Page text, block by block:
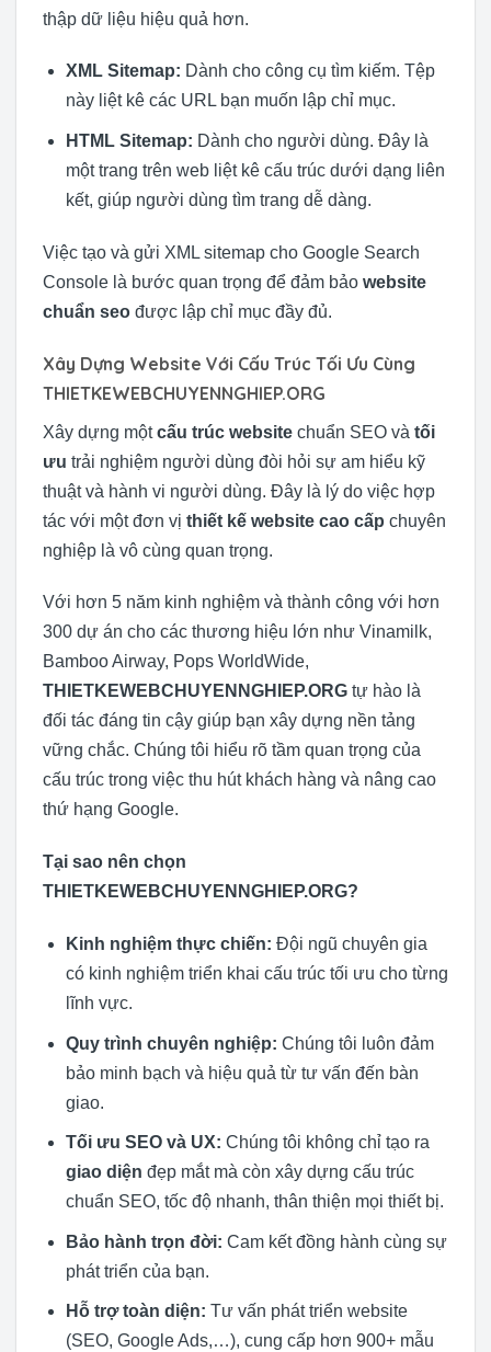
thập dữ liệu hiệu quả hơn.
XML Sitemap: Dành cho công cụ tìm kiếm. Tệp
này liệt kê các URL bạn muốn lập chỉ mục.
HTML Sitemap: Dành cho người dùng. Đây là
một trang trên web liệt kê cấu trúc dưới dạng liên
kết, giúp người dùng tìm trang dễ dàng.
Việc tạo và gửi XML sitemap cho Google Search
Console là bước quan trọng để đảm bảo website
chuẩn seo được lập chỉ mục đầy đủ.
Xây Dựng Website Với Cấu Trúc Tối Ưu Cùng
THIETKEWEBCHUYENNGHIEP.ORG
Xây dựng mộtcấu trúc website chuẩn SEO và tối
ưu trải nghiệm người dùng đòi hỏi sự am hiểu kỹ
thuật và hành vi người dùng. Đây là lý do việc hợp
tác với một đơn vị thiết kế website cao cấp chuyên
nghiệp là vô cùng quan trọng.
Với hơn 5 năm kinh nghiệm và thành công với hơn
300 dự án cho các thương hiệu lớn như Vinamilk,
Bamboo Airway, Pops WorldWide,
THIETKEWEBCHUYENNGHIEP.ORG tự hào là
đối tác đáng tin cậy giúp bạn xây dựng nền tảng
vững chắc. Chúng tôi hiểu rõ tầm quan trọng của
cấu trúc trong việc thu hút khách hàng và nâng cao
thứ hạng Google.
Tại sao nên chọn
THIETKEWEBCHUYENNGHIEP.ORG?
Kinh nghiệm thực chiến: Đội ngũ chuyên gia
có kinh nghiệm triển khai cấu trúc tối ưu cho từng
lĩnh vực.
Quy trình chuyên nghiệp: Chúng tôi luôn đảm
bảo minh bạch và hiệu quả từ tư vấn đến bàn
giao.
Tối ưu SEO và UX: Chúng tôi không chỉ tạo ra
giao diện đẹp mắt mà còn xây dựng cấu trúc
chuẩn SEO, tốc độ nhanh, thân thiện mọi thiết bị.
Bảo hành trọn đời: Cam kết đồng hành cùng sự
phát triển của bạn.
Hỗ trợ toàn diện: Tư vấn phát triển website
(SEO, Google Ads,…), cung cấp hơn 900+ mẫu